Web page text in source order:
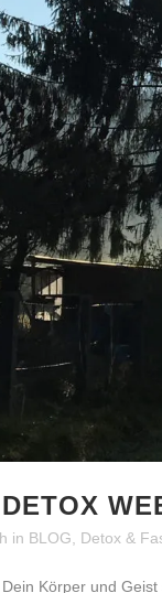
DETOX
in BLOG, Detox &
Körper und